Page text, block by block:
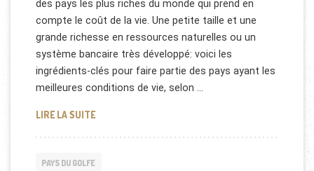
des pays les plus riches du monde qui prend en
compte le coût de la vie. Une petite taille et une
grande richesse en ressources naturelles ou un
système bancaire très développé: voici les
ingrédients-clés pour faire partie des pays ayant les
meilleures conditions de vie, selon …
LIRE LA SUITEQATAR, PAYS PLUS RICHE QUE LE LUXEMBOURG
PAYS DU GOLFE